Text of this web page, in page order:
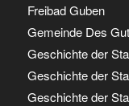
Freibad Guben
Gemeinde Des
Geschichte der
Geschichte der
Geschichte der